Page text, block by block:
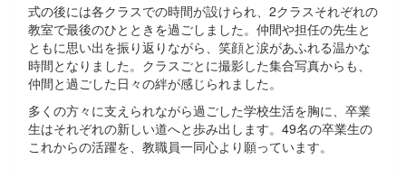
式の後には各クラスでの時間が設けられ、2クラスそれぞれの
教室で最後のひとときを過ごしました。仲間や担任の先生と
ともに思い出を振り返りながら、笑顔と涙があふれる温かな
時間となりました。クラスごとに撮影した集合写真からも、
仲間と過ごした日々の絆が感じられました。
多くの方々に支えられながら過ごした学校生活を胸に、卒業
生はそれぞれの新しい道へと歩み出します。49名の卒業生の
これからの活躍を、教職員一同心より願っています。